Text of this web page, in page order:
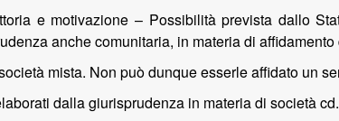
e motivazione – Possibilità prevista dallo
anche comunitaria, in materia di
mista. Non può dunque esserle affidato un
dalla giurisprudenza in materia di società